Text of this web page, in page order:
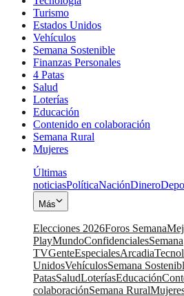
Turismo
Estados Unidos
Vehículos
Semana Sostenible
Finanzas Personales
4 Patas
Salud
Loterías
Educación
Contenido en colaboración
Semana Rural
Mujeres
Últimas
noticiasPolíticaNaciónDinero
Más
Elecciones 2026Foros Semana
PlayMundoConfidencialesSemana
TVGenteEspecialesArcadia
UnidosVehículosSemana
PatasSaludLoteríasEducación
colaboraciónSemana Rural